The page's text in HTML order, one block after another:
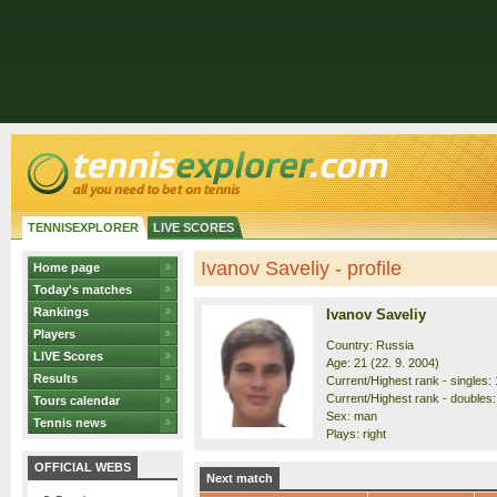
TENNISEXPLORER LIVE SCORES
Home page
Today's matches
Rankings
Players
LIVE Scores
Results
Tours calendar
Tennis news
OFFICIAL WEBS
Ivanov Saveliy - profile
Ivanov Saveliy
Country: Russia
Age: 21 (22. 9. 2004)
Current/Highest rank - singles:
Current/Highest rank -
Sex: man
Plays: right
Next match